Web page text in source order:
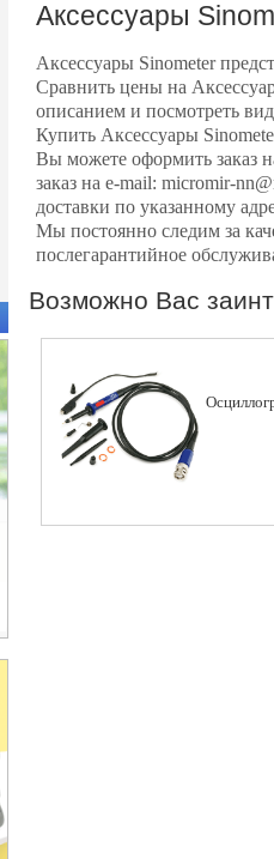
Аксессуары
Аксессуары Sinometer
Сравнить цены на
описанием и посмотреть
Купить Аксессуары
Вы можете оформить заказ
заказ на e-mail: micromir-
доставки по указанному
Мы постоянно следим за
послегарантийное
Возможно Вас